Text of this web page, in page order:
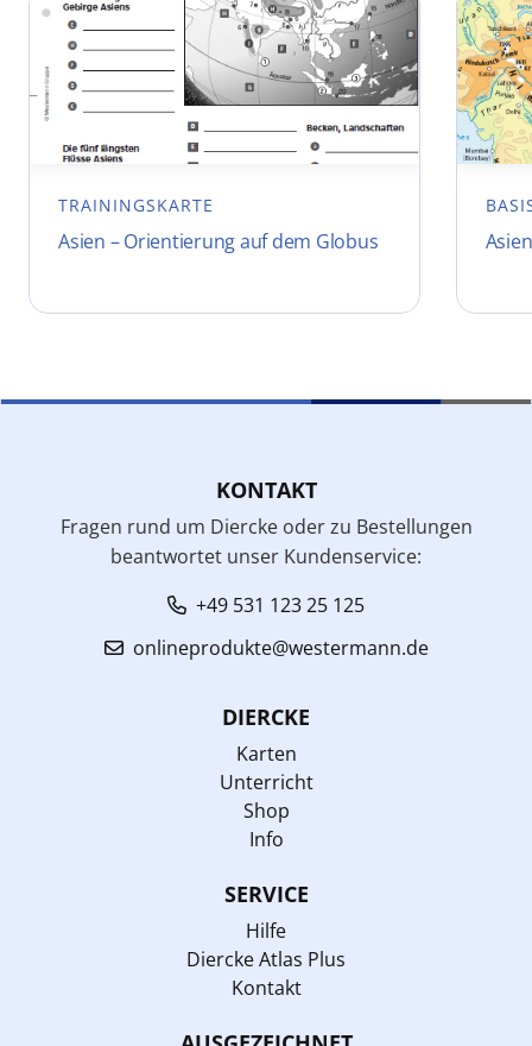
TRAININGSKARTE
Asien – Orientierung auf dem Globus
KONTAKT
Fragen rund um Diercke oder zu Bestellungen
beantwortet unser Kundenservice:
+49 531 123 25 125
onlineprodukte@westermann.de
DIERCKE
Karten
Unterricht
Shop
Info
SERVICE
Hilfe
Diercke Atlas Plus
Kontakt